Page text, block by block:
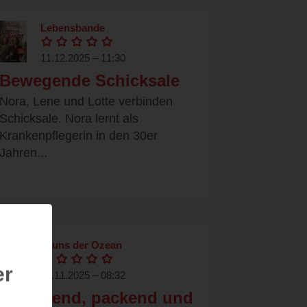
Lebensbande
11.12.2025 – 11:30
Bewegende Schicksale
Nora, Lene und Lotte verbinden
Schicksale. Nora lernt als
Krankenpflegerin in den 30er
Jahren...
In uns der Ozean
10.11.2025 – 08:32
Bewegend, packend und